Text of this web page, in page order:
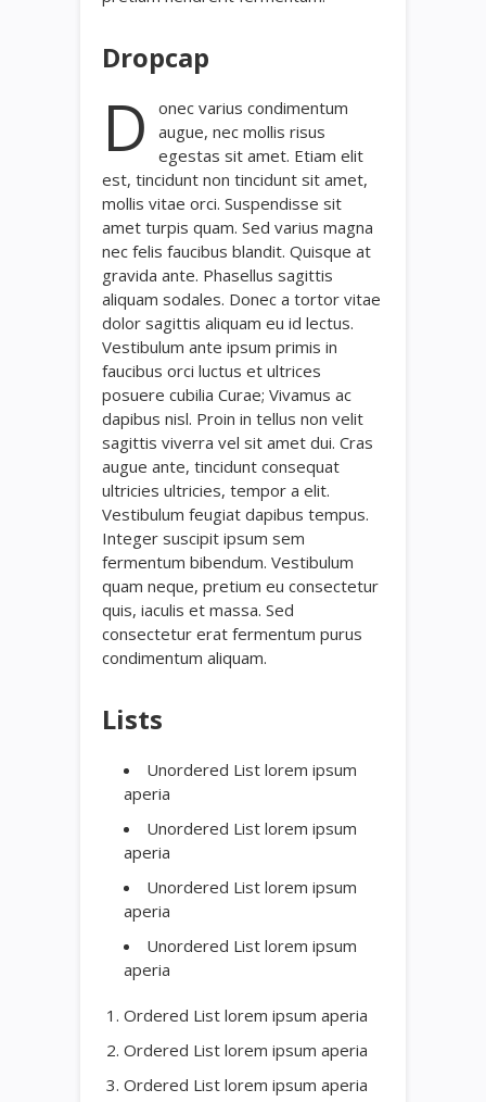
Dropcap
D
onec varius condimentum
augue, nec mollis risus
egestas sit amet. Etiam elit
est, tincidunt non tincidunt sit amet,
mollis vitae orci. Suspendisse sit
amet turpis quam. Sed varius magna
nec felis faucibus blandit. Quisque at
gravida ante. Phasellus sagittis
aliquam sodales. Donec a tortor vitae
dolor sagittis aliquam eu id lectus.
Vestibulum ante ipsum primis in
faucibus orci luctus et ultrices
posuere cubilia Curae; Vivamus ac
dapibus nisl. Proin in tellus non velit
sagittis viverra vel sit amet dui. Cras
augue ante, tincidunt consequat
ultricies ultricies, tempor a elit.
Vestibulum feugiat dapibus tempus.
Integer suscipit ipsum sem
fermentum bibendum. Vestibulum
quam neque, pretium eu consectetur
quis, iaculis et massa. Sed
consectetur erat fermentum purus
condimentum aliquam.
Lists
Unordered List lorem ipsum
aperia
Unordered List lorem ipsum
aperia
Unordered List lorem ipsum
aperia
Unordered List lorem ipsum
aperia
Ordered List lorem ipsum aperia
Ordered List lorem ipsum aperia
Ordered List lorem ipsum aperia